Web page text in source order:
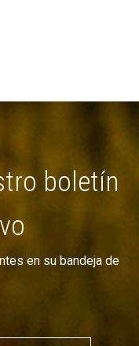
boletín
en su bandeja de